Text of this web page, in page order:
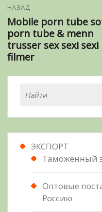
НАЗАД
Mobile porn tube
porn tube & menn
trusser sex sexi sexi
filmer
ЭКСПОРТ
Таможенный
Оптовые
Россию